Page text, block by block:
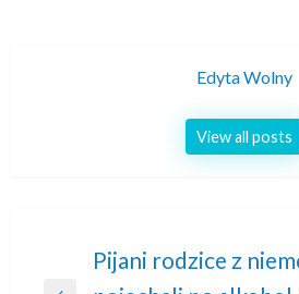
Edyta Wolny
View all posts
Nawigacja
Pijani rodzice z